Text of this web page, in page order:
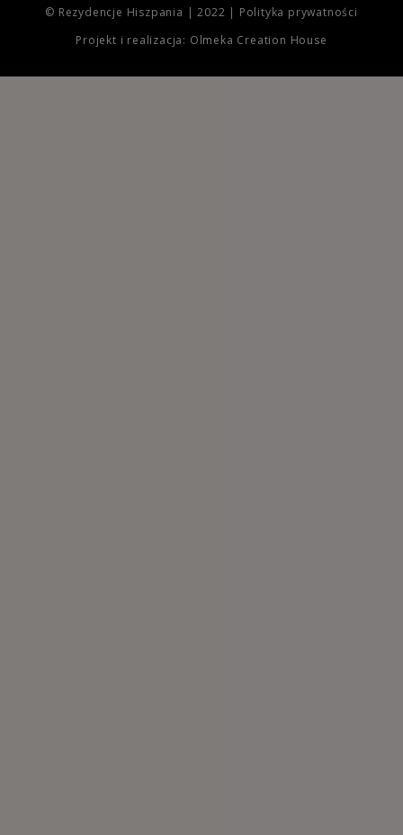
© Rezydencje Hiszpania | 2022 | Polityka prywatności
Projekt i realizacja: Olmeka Creation House